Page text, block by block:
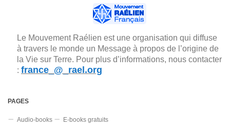
Le Mouvement Raélien est une organisation qui diffuse
à travers le monde un Message à propos de l’origine de
la Vie sur Terre. Pour plus d’informations, nous contacter
: france_@_rael.org
PAGES
Audio-books E-books gratuits